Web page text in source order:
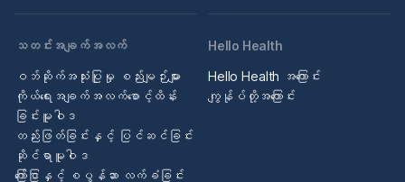
သတင်းအချက်အလက်
ဝဘ်ဆိုက်အသုံးပြုမှု စည်းမျဉ်းများ
ကိုယ်ရေးအချက်အလက်စောင့်ထိန်း
ခြင်းမူဝါဒ
တည်းဖြတ်ခြင်းနှင့် ပြင်ဆင်ခြင်း
ဆိုင်ရာမူဝါဒ
ကြော်ငြာနှင့် စပွန်ဆာ လက်ခံခြင်း
Hello Health
Hello Health အကြောင်း
ကျွန်ုပ်တို့အကြောင်း